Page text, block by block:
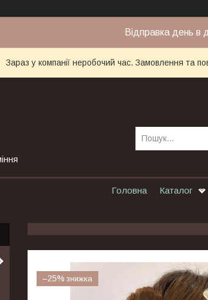
Відправка день в
Зараз у компанії неробочий час. Замовлення та
Головна Каталог
–25%